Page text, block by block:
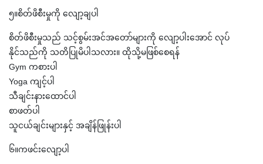
၅။စိတ်ဖိစီးမှုကို လျော့ချပါ
စိတ်ဖိစီးမှုသည် သင့်စွမ်းအင်အတော်များကို လျော့ပါးအောင် လုပ်
နိုင်သည်ကို သတိပြုမိပါသလား။ ထိုသို့မဖြစ်စေရန်
Gym ကစားပါ
Yoga ကျင့်ပါ
သီချင်းနားထောင်ပါ
စာဖတ်ပါ
သူငယ်ချင်းများနှင့် အချိန်ဖြုန်းပါ
၆။ကဖင်းလျော့ပါ